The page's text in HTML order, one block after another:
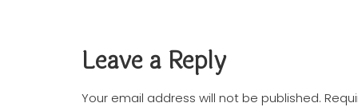
Leave a Reply
Your email address will not be published.